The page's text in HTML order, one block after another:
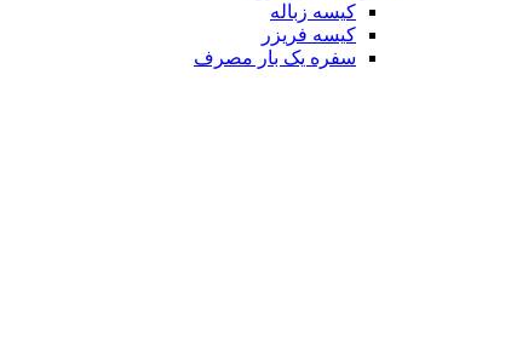
کیسه زباله
کیسه فریزر
سفره یک بار مصرف